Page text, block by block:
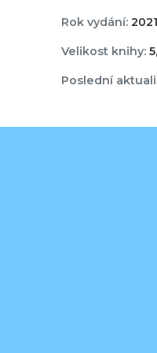
Rok vydání:2021
Velikost knihy:
Poslední